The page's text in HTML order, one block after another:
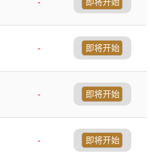
-
即将开始
-
即将开始
-
即将开始
-
即将开始